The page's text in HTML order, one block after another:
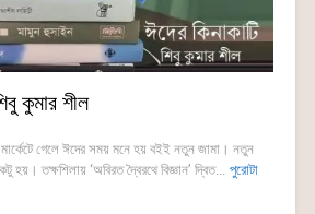
কুমার শীল
গেলে ঈদের সময় মনে হয় বইই নতুন জামা। নতুন
তক্ষশিলায় ‘অবিরত দ্বৈরথে বিজ্ঞান’ দ্বিত... পুরোটা